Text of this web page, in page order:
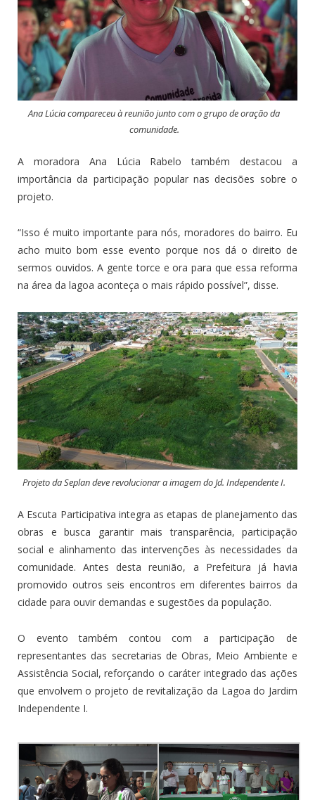
Ana Lúcia compareceu à reunião junto com o grupo de oração da
comunidade.
A moradora Ana Lúcia Rabelo também destacou a
importância da participação popular nas decisões sobre o
projeto.
“Isso é muito importante para nós, moradores do bairro. Eu
acho muito bom esse evento porque nos dá o direito de
sermos ouvidos. A gente torce e ora para que essa reforma
na área da lagoa aconteça o mais rápido possível”, disse.
Projeto da Seplan deve revolucionar a imagem do Jd. Independente I.
A Escuta Participativa integra as etapas de planejamento das
obras e busca garantir mais transparência, participação
social e alinhamento das intervenções às necessidades da
comunidade. Antes desta reunião, a Prefeitura já havia
promovido outros seis encontros em diferentes bairros da
cidade para ouvir demandas e sugestões da população.
O evento também contou com a participação de
representantes das secretarias de Obras, Meio Ambiente e
Assistência Social, reforçando o caráter integrado das ações
que envolvem o projeto de revitalização da Lagoa do Jardim
Independente I.